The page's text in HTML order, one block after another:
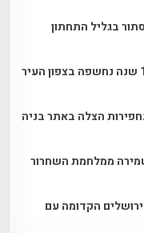
בגליל התחתון
שרידי אחוזה שומרונית מפוארת בת 1,600 שנה נחשפה בצפון העיר
שנה התגלו בחפירות הצלה באתר בניה
ממלחמת השחרור
הקדומה עם